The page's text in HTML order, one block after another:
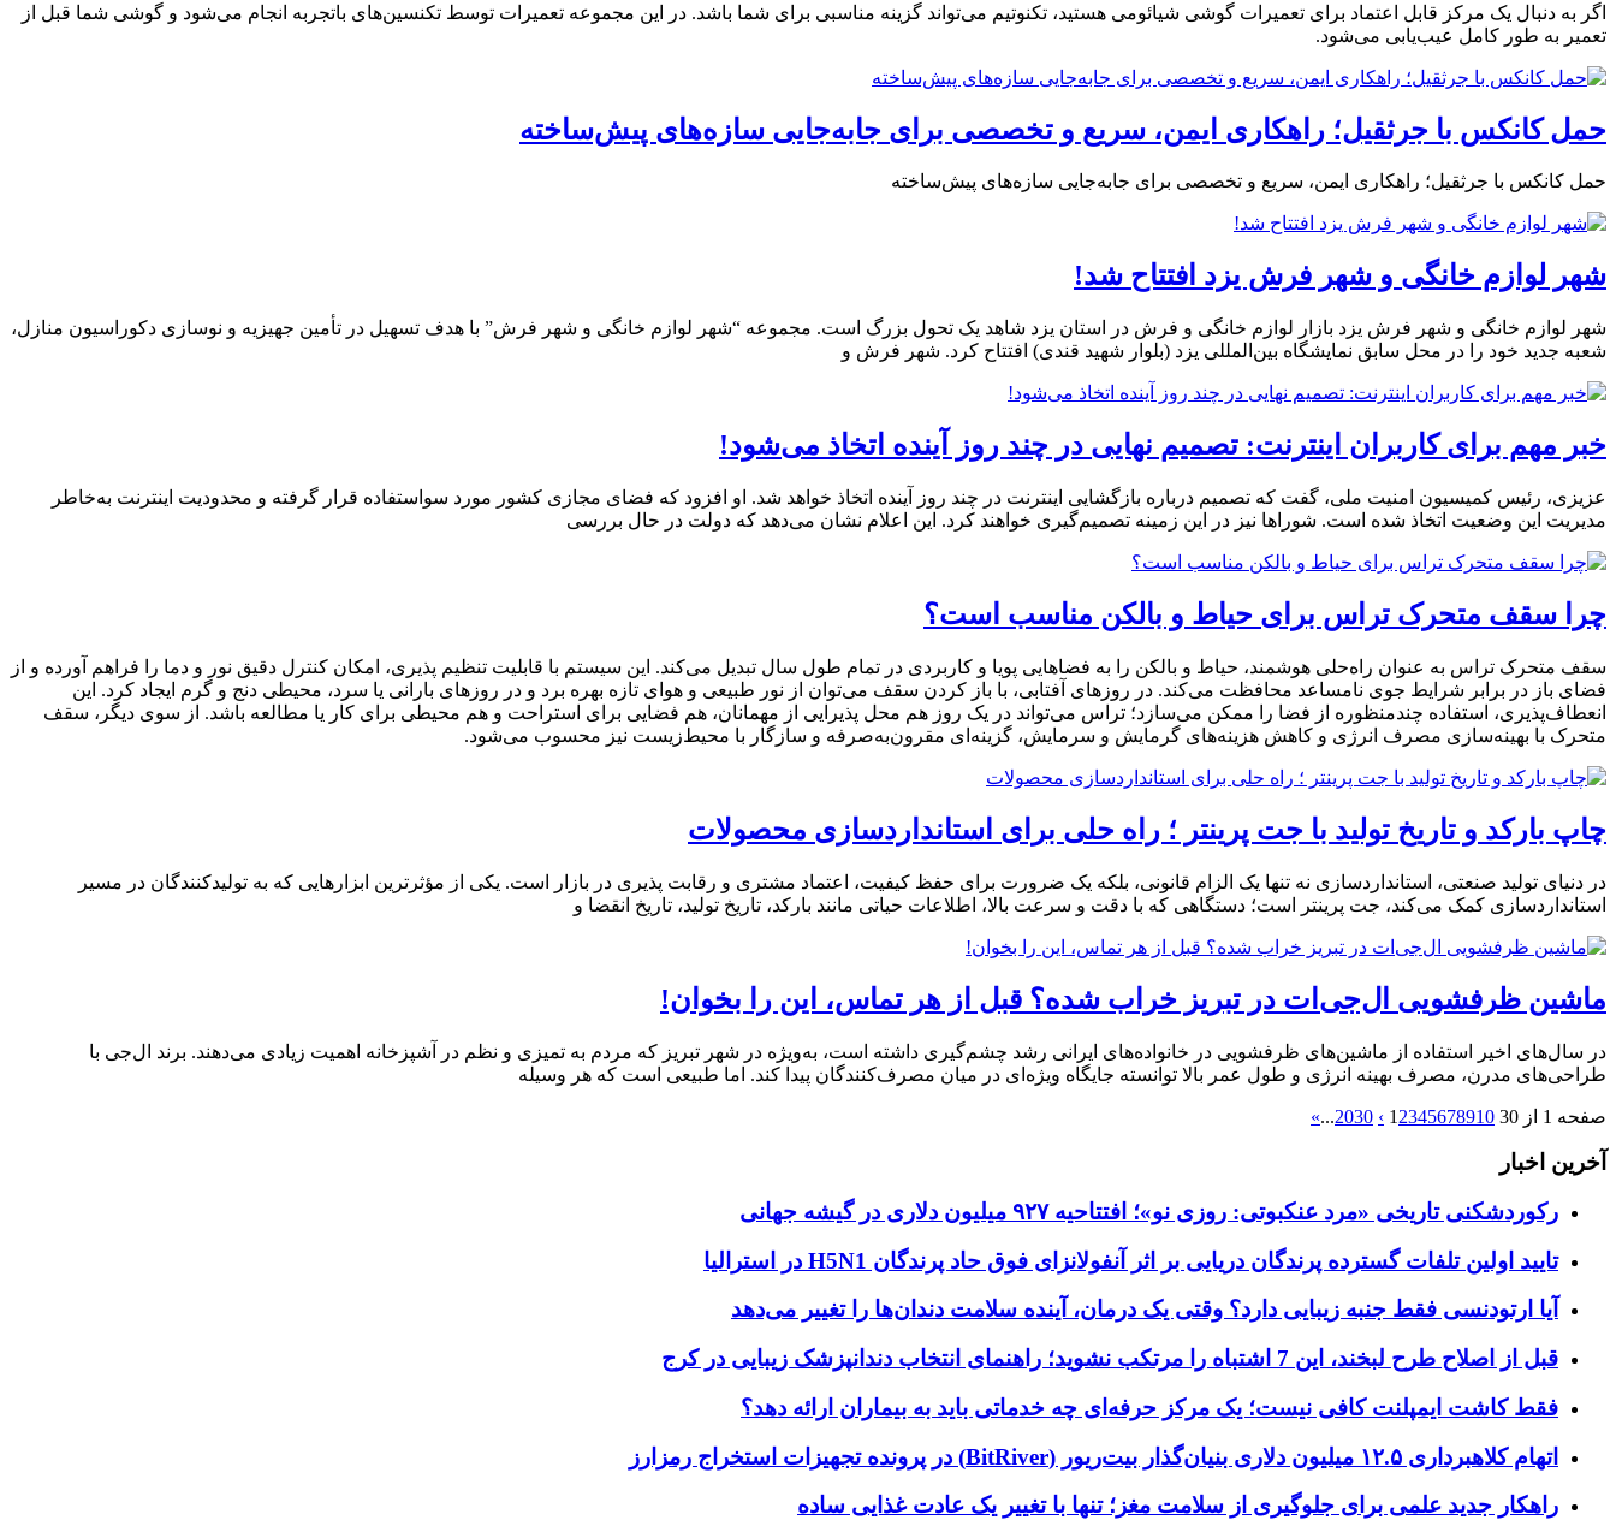
اگر به دنبال یک مرکز قابل اعتماد برای تعمیرات گوشی شیائومی هستید، تکنوتیم می‌تواند گزینه مناسبی برای شما باشد. در این مجموعه تعمیرات توسط تکنسین‌های باتجربه انجام می‌شود و گوشی شما قبل از
تعمیر به طور کامل عیب‌یابی می‌شود.
حمل کانکس با جرثقیل؛ راهکاری ایمن، سریع و تخصصی برای جابه‌جایی سازه‌های پیش‌ساخته
حمل کانکس با جرثقیل؛ راهکاری ایمن، سریع و تخصصی برای جابه‌جایی سازه‌های پیش‌ساخته
شهر لوازم خانگی و شهر فرش یزد افتتاح شد!
شهر لوازم خانگی و شهر فرش یزد بازار لوازم خانگی و فرش در استان یزد شاهد یک تحول بزرگ است. مجموعه “شهر لوازم خانگی و شهر فرش” با هدف تسهیل در تأمین جهیزیه و نوسازی دکوراسیون منازل،
شعبه جدید خود را در محل سابق نمایشگاه بین‌المللی یزد (بلوار شهید قندی) افتتاح کرد. شهر فرش و
خبر مهم برای کاربران اینترنت: تصمیم نهایی در چند روز آینده اتخاذ می‌شود!
عزیزی، رئیس کمیسیون امنیت ملی، گفت که تصمیم درباره بازگشایی اینترنت در چند روز آینده اتخاذ خواهد شد. او افزود که فضای مجازی کشور مورد سواستفاده قرار گرفته و محدودیت اینترنت به‌خاطر
مدیریت این وضعیت اتخاذ شده است. شوراها نیز در این زمینه تصمیم‌گیری خواهند کرد. این اعلام نشان می‌دهد که دولت در حال بررسی
چرا سقف متحرک تراس برای حیاط و بالکن مناسب است؟
سقف متحرک تراس به عنوان راه‌حلی هوشمند، حیاط و بالکن را به فضاهایی پویا و کاربردی در تمام طول سال تبدیل می‌کند. این سیستم با قابلیت تنظیم پذیری، امکان کنترل دقیق نور و دما را فراهم آورده و از
فضای باز در برابر شرایط جوی نامساعد محافظت می‌کند. در روزهای آفتابی، با باز کردن سقف می‌توان از نور طبیعی و هوای تازه بهره برد و در روزهای بارانی یا سرد، محیطی دنج و گرم ایجاد کرد. این
انعطاف‌پذیری، استفاده چندمنظوره از فضا را ممکن می‌سازد؛ تراس می‌تواند در یک روز هم محل پذیرایی از مهمانان، هم فضایی برای استراحت و هم محیطی برای کار یا مطالعه باشد. از سوی دیگر، سقف
متحرک با بهینه‌سازی مصرف انرژی و کاهش هزینه‌های گرمایش و سرمایش، گزینه‌ای مقرون‌به‌صرفه و سازگار با محیط‌زیست نیز محسوب می‌شود.
چاپ بارکد و تاریخ تولید با جت پرینتر ؛ راه‌ حلی برای استانداردسازی محصولات
در دنیای تولید صنعتی، استانداردسازی نه ‌تنها یک الزام قانونی، بلکه یک ضرورت برای حفظ کیفیت، اعتماد مشتری و رقابت ‌پذیری در بازار است. یکی از مؤثرترین ابزارهایی که به تولیدکنندگان در مسیر
استانداردسازی کمک می‌کند، جت پرینتر است؛ دستگاهی که با دقت و سرعت بالا، اطلاعات حیاتی مانند بارکد، تاریخ تولید، تاریخ انقضا و
ماشین ظرفشویی ال‌جی‌ات در تبریز خراب شده؟ قبل از هر تماس، این را بخوان!
در سال‌های اخیر استفاده از ماشین‌های ظرفشویی در خانواده‌های ایرانی رشد چشم‌گیری داشته است، به‌ویژه در شهر تبریز که مردم به تمیزی و نظم در آشپزخانه اهمیت زیادی می‌دهند. برند ال‌جی با
طراحی‌های مدرن، مصرف بهینه انرژی و طول عمر بالا توانسته جایگاه ویژه‌ای در میان مصرف‌کنندگان پیدا کند. اما طبیعی است که هر وسیله
صفحه 1 از 30 1 2345678910
›
2030
...
»
آخرین اخبار
رکوردشکنی تاریخی «مرد عنکبوتی: روزی نو»؛ افتتاحیه ۹۲۷ میلیون دلاری در گیشه جهانی
تایید اولین تلفات گسترده پرندگان دریایی بر اثر آنفولانزای فوق حاد پرندگان H5N1 در استرالیا
آیا ارتودنسی فقط جنبه زیبایی دارد؟ وقتی یک درمان، آینده سلامت دندان‌ها را تغییر می‌دهد
قبل از اصلاح طرح لبخند، این 7 اشتباه را مرتکب نشوید؛ راهنمای انتخاب دندانپزشک زیبایی در کرج
فقط کاشت ایمپلنت کافی نیست؛ یک مرکز حرفه‌ای چه خدماتی باید به بیماران ارائه دهد؟
اتهام کلاهبرداری ۱۲.۵ میلیون دلاری بنیان‌گذار بیت‌ریور (BitRiver) در پرونده تجهیزات استخراج رمزارز
راهکار جدید علمی برای جلوگیری از سلامت مغز؛ تنها با تغییر یک عادت غذایی ساده